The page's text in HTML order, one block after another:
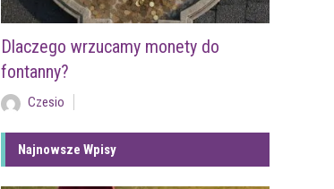
Dlaczego wrzucamy monety do
fontanny?
Czesio
Najnowsze Wpisy